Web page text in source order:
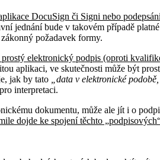
DocuSign či Signi nebo
jednání bude v takovém případě
požadavek formy.
elektronický podpis (oproti
aplikaci, ve skutečnosti může být
jak by tato „data v elektronické
interpretaci.
dokumentu, může ale jít i o
dojde ke spojení těchto